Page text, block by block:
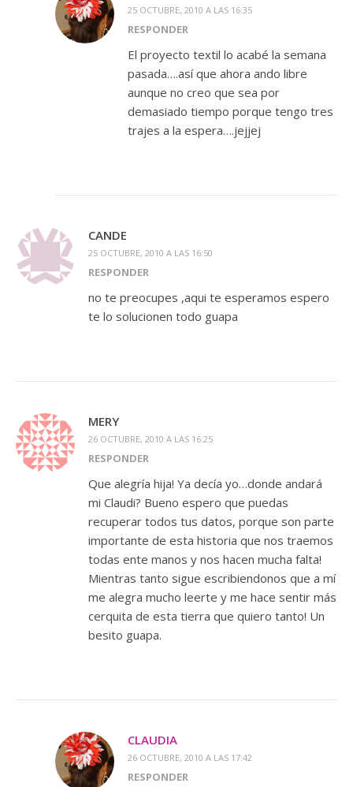
25 OCTUBRE, 2010 A LAS 16:35
RESPONDER
El proyecto textil lo acabé la semana
pasada….así que ahora ando libre
aunque no creo que sea por
demasiado tiempo porque tengo tres
trajes a la espera….jejjej
CANDE
25 OCTUBRE, 2010 A LAS 16:50
RESPONDER
no te preocupes ,aqui te esperamos espero
te lo solucionen todo guapa
MERY
26 OCTUBRE, 2010 A LAS 16:25
RESPONDER
Que alegría hija! Ya decía yo…donde andará
mi Claudi? Bueno espero que puedas
recuperar todos tus datos, porque son parte
importante de esta historia que nos traemos
todas ente manos y nos hacen mucha falta!
Mientras tanto sigue escribiendonos que a mí
me alegra mucho leerte y me hace sentir más
cerquita de esta tierra que quiero tanto! Un
besito guapa.
CLAUDIA
26 OCTUBRE, 2010 A LAS 17:42
RESPONDER